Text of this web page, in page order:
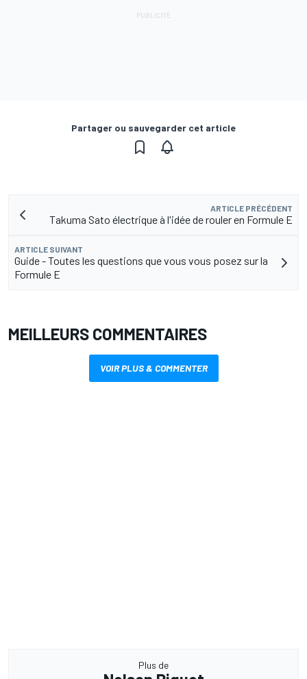
Partager ou sauvegarder cet article
ARTICLE PRÉCÉDENT
Takuma Sato électrique à l'idée de rouler en Formule E
ARTICLE SUIVANT
Guide - Toutes les questions que vous vous posez sur la
Formule E
MEILLEURS COMMENTAIRES
VOIR PLUS & COMMENTER
Plus de